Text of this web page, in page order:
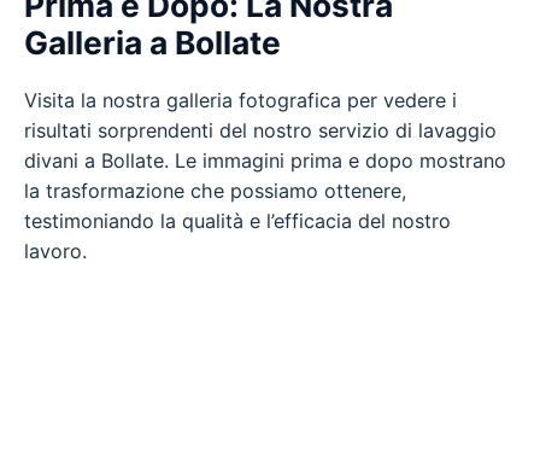
Galleria a Bollate
Visita la nostra galleria fotografica per vedere i
risultati sorprendenti del nostro servizio di lavaggio
divani a Bollate. Le immagini prima e dopo mostrano
la trasformazione che possiamo ottenere,
testimoniando la qualità e l’efficacia del nostro
lavoro.